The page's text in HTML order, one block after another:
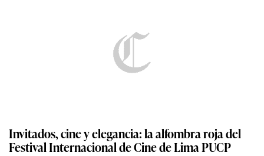
Invitados, cine y elegancia: la alfombra roja del
Festival Internacional de Cine de Lima PUCP